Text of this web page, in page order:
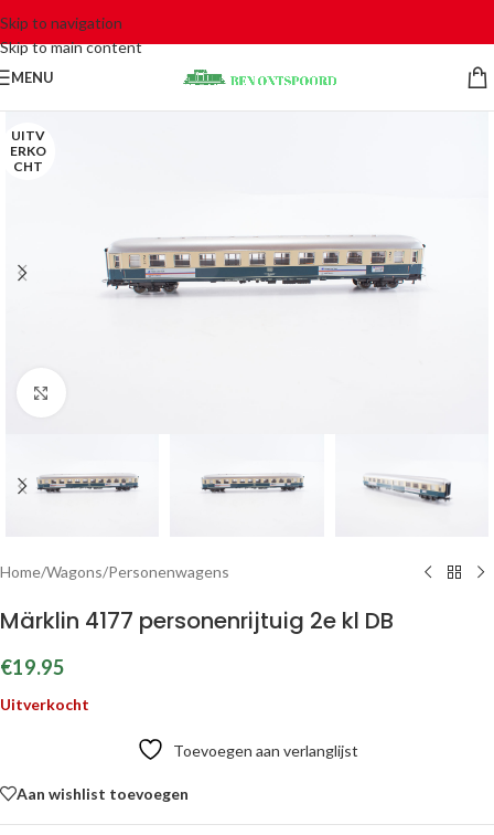
Skip to navigation
Skip to main content
MENU
UITV
ERKO
CHT
Home/Wagons/Personenwagens
Märklin 4177 personenrijtuig 2e kl DB
€19.95
Uitverkocht
Toevoegen aan verlanglijst
Aan wishlist toevoegen